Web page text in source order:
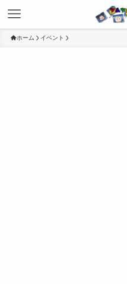
ホーム イベント